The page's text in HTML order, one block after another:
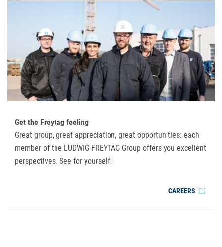
Get the Freytag feeling
Great group, great appreciation, great opportunities: each
member of the LUDWIG FREYTAG Group offers you excellent
perspectives. See for yourself!
CAREERS